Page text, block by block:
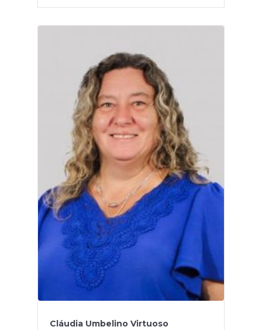
Cláudia Umbelino Virtuoso